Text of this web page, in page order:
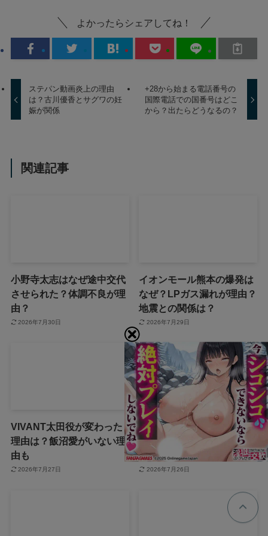
よかったらシェアしてね！
ステパン動画炎上の理由
は？古川優香とサグワの妊
娠が関係
+28から始まる電話番号の
国際電話での国番号はどこ
から？出たらどうなるの？
関連記事
小野寺太志はなぜ途中交代
させられた？体調不良が理
由？
2026年7月30日
イオンモール熊本の爆発は
なぜ？LPガス漏れが理由？
地震との関係は？
2026年7月29日
VIVANT太田役が変わった
理由は？飯沼愛がいない理
由も
2026年7月27日
ちいかわ映画の結末やラス
トシーンの意味は？ネタバ
レや考察も
2026年7月26日